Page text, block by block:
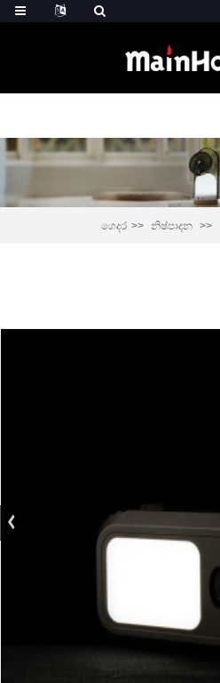
ගෙදර නිෂ්පාදන